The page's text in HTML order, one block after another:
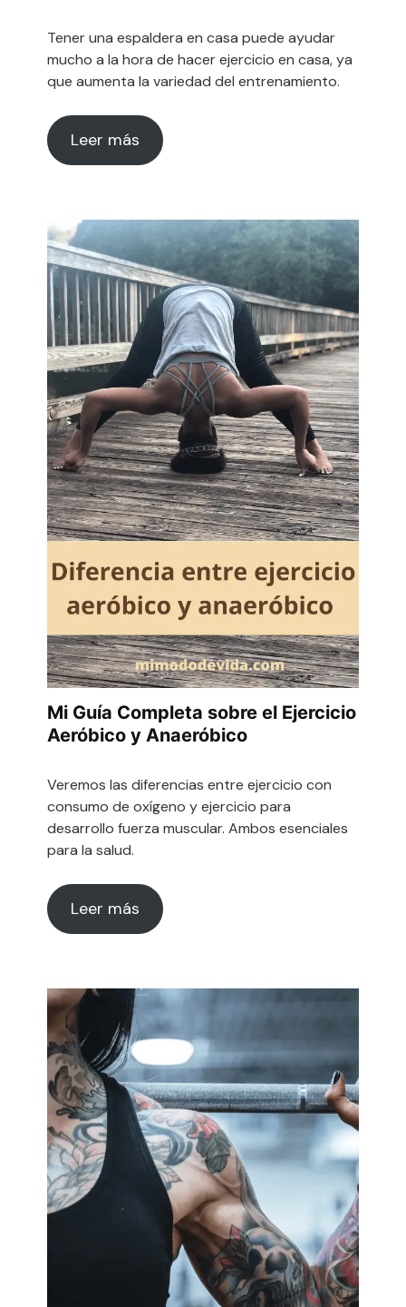
Tener una espaldera en casa puede ayudar
mucho a la hora de hacer ejercicio en casa, ya
que aumenta la variedad del entrenamiento.
Leer más
Mi Guía Completa sobre el Ejercicio
Aeróbico y Anaeróbico
Veremos las diferencias entre ejercicio con
consumo de oxígeno y ejercicio para
desarrollo fuerza muscular. Ambos esenciales
para la salud.
Leer más